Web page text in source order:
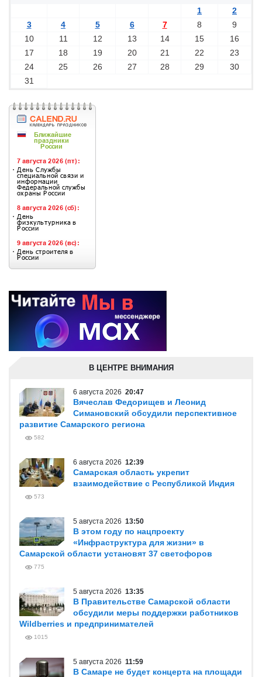
1
2
3
4 5 6 7 8
9
10
11 12 13 14 15
16
17
18 19 20 21 22
23
24
25 26 27 28 29
30
31
В ЦЕНТРЕ ВНИМАНИЯ
6 августа 2026 20:47
Вячеслав Федорищев и Леонид
Симановский обсудили перспективное
развитие Самарского региона
582
6 августа 2026 12:39
Самарская область укрепит
взаимодействие с Республикой Индия
573
5 августа 2026 13:50
В этом году по нацпроекту
«Инфраструктура для жизни» в
Самарской области установят 37 светофоров
775
5 августа 2026 13:35
В Правительстве Самарской области
обсудили меры поддержки работников
Wildberries и предпринимателей
1015
5 августа 2026 11:59
В Самаре не будет концерта на площади